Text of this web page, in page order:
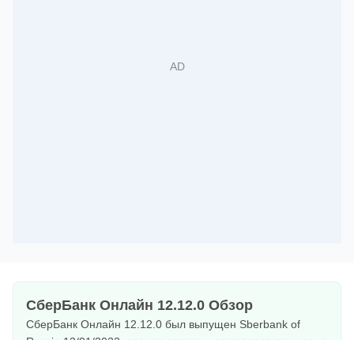
СберБанк Онлайн 12.12.0 Обзор
СберБанк Онлайн 12.12.0 был выпущен Sberbank of